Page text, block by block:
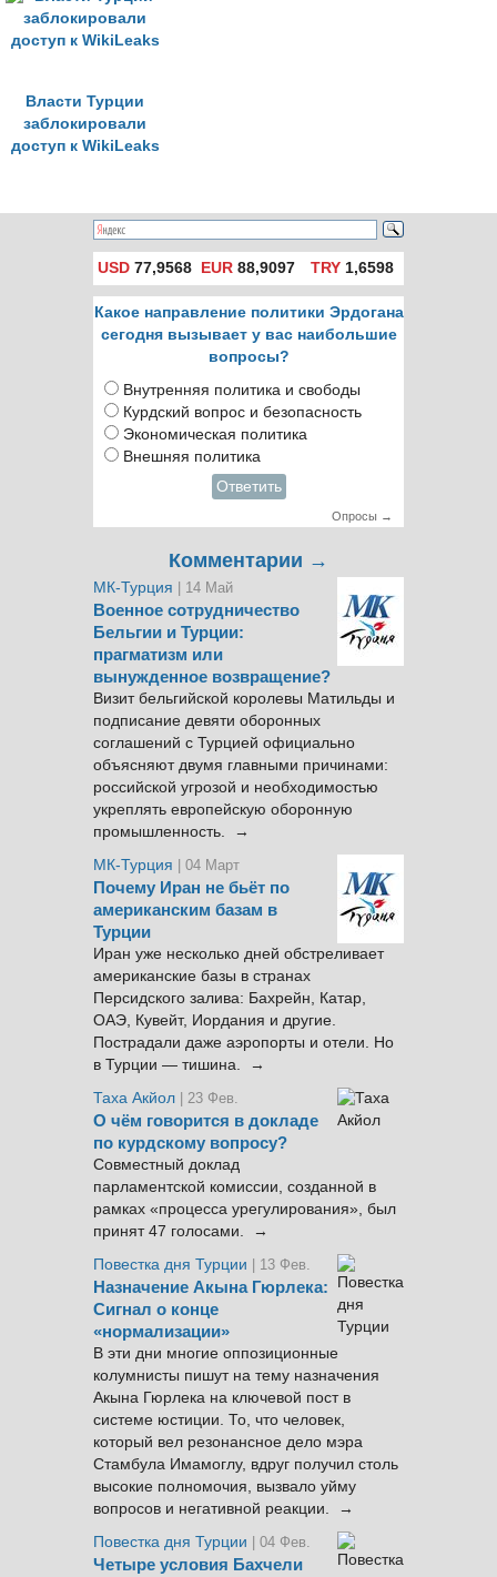
Wikipedia
Власти Турции
заблокировали
доступ к WikiLeaks
USD 77,9568 EUR 88,9097 TRY1,6598
Какое направление политики Эрдогана
сегодня вызывает у вас наибольшие
вопросы?
Внутренняя политика и свободы
Курдский вопрос и безопасность
Экономическая политика
Внешняя политика
Ответить
Опросы →
Комментарии →
МК-Турция | 14 Май
Военное сотрудничество
Бельгии и Турции:
прагматизм или
вынужденное возвращение?
Визит бельгийской королевы Матильды и
подписание девяти оборонных
соглашений с Турцией официально
объясняют двумя главными причинами:
российской угрозой и необходимостью
укреплять европейскую оборонную
промышленность. →
МК-Турция
| 04 Март
Почему Иран не бьёт по
американским базам в
Турции
Иран уже несколько дней обстреливает
американские базы в странах
Персидского залива: Бахрейн, Катар,
ОАЭ, Кувейт, Иордания и другие.
Пострадали даже аэропорты и отели. Но
в Турции — тишина. →
Таха Акйол | 23 Фев.
О чём говорится в докладе
по курдскому вопросу?
Совместный доклад
парламентской комиссии, созданной в
рамках «процесса урегулирования», был
принят 47 голосами. →
Повестка дня Турции
| 13 Фев.
Назначение Акына Гюрлека:
Сигнал о конце
«нормализации»
В эти дни многие оппозиционные
колумнисты пишут на тему назначения
Акына Гюрлека на ключевой пост в
системе юстиции. То, что человек,
который вел резонансное дело мэра
Стамбула Имамоглу, вдруг получил столь
высокие полномочия, вызвало уйму
вопросов и негативной реакции. →
Повестка дня Турции
| 04 Фев.
Четыре условия Бахчели